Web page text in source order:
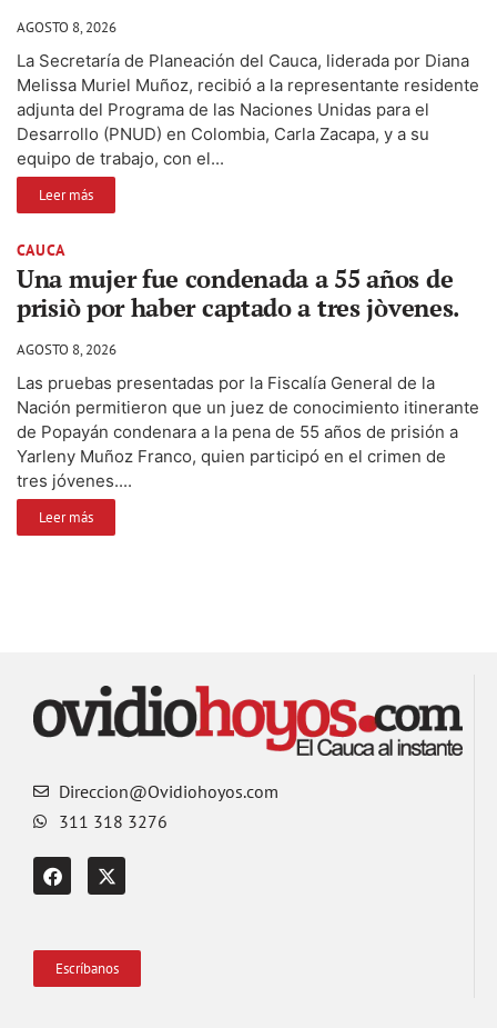
AGOSTO 8, 2026
La Secretaría de Planeación del Cauca, liderada por Diana
Melissa Muriel Muñoz, recibió a la representante residente
adjunta del Programa de las Naciones Unidas para el
Desarrollo (PNUD) en Colombia, Carla Zacapa, y a su
equipo de trabajo, con el...
Leer más
CAUCA
Una mujer fue condenada a 55 años de
prisiò por haber captado a tres jòvenes.
AGOSTO 8, 2026
Las pruebas presentadas por la Fiscalía General de la
Nación permitieron que un juez de conocimiento itinerante
de Popayán condenara a la pena de 55 años de prisión a
Yarleny Muñoz Franco, quien participó en el crimen de
tres jóvenes....
Leer más
Direccion@Ovidiohoyos.com
311 318 3276
Escríbanos